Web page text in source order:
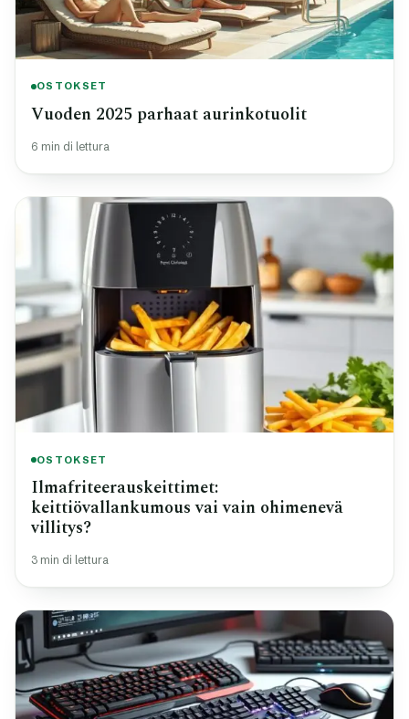
OSTOKSET
Vuoden 2025 parhaat aurinkotuolit
6 min di lettura
OSTOKSET
Ilmafriteerauskeittimet:
keittiövallankumous vai vain ohimenevä
villitys?
3 min di lettura